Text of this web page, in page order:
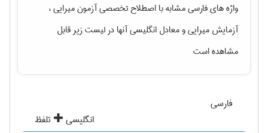
واژه های فارسی مشابه با اصطلاح تخصصیآزمون میرایی ،
آزمایش میراییو معادل انگلیسی آنها در لیست زیر قابل
مشاهده است
فارسی
انگلیسی
تلفظ